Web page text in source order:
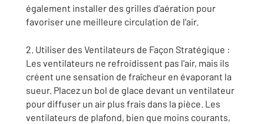
également installer des grilles d'aération pour
favoriser une meilleure circulation de l'air.
2. Utiliser des Ventilateurs de Façon Stratégique :
Les ventilateurs ne refroidissent pas l'air, mais ils
créent une sensation de fraîcheur en évaporant la
sueur. Placez un bol de glace devant un ventilateur
pour diffuser un air plus frais dans la pièce. Les
ventilateurs de plafond, bien que moins courants,